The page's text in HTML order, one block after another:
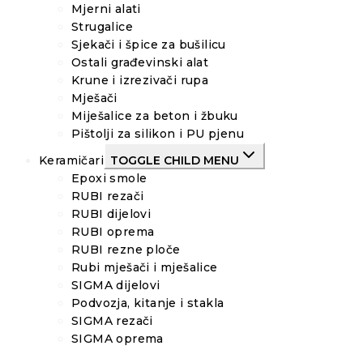
Mjerni alati
Strugalice
Sjekači i špice za bušilicu
Ostali građevinski alat
Krune i izrezivači rupa
Mješači
Miješalice za beton i žbuku
Pištolji za silikon i PU pjenu
Keramičari TOGGLE CHILD MENU
Epoxi smole
RUBI rezači
RUBI dijelovi
RUBI oprema
RUBI rezne ploče
Rubi mješači i mješalice
SIGMA dijelovi
Podvozja, kitanje i stakla
SIGMA rezači
SIGMA oprema